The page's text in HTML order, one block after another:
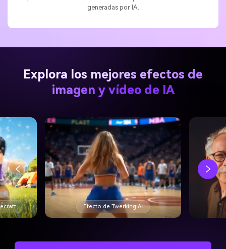
imagen y vídeo de IA
Efecto de Twerking AI
Generar